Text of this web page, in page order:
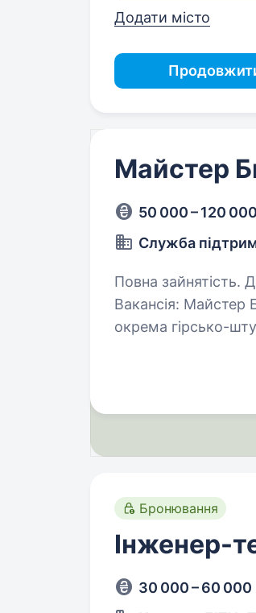
Додати місто
Майстер
50 000 – 120
Служба
Повна зайнятість.
Вакансія: Майстер
окрема гірсько-
Бронювання
Інженер-
30 000 – 60 000